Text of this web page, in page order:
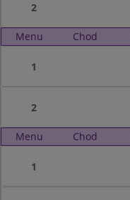
2
Menu Chod
1
2
Menu Chod
1